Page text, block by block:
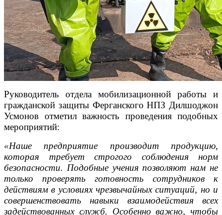
Руководитель отдела мобилизационной работы и
гражданской защиты Ферганского НПЗ Дилшоджон
Усмонов отметил важность проведения подобных
мероприятий:
«Наше предприятие производит продукцию,
которая требует строгого соблюдения норм
безопасности. Подобные учения позволяют нам не
только проверять готовность сотрудников к
действиям в условиях чрезвычайных ситуаций, но и
совершенствовать навыки взаимодействия всех
задействованных служб. Особенно важно, чтобы